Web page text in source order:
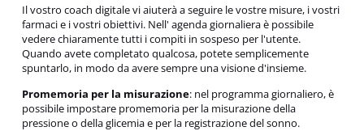
Il vostro coach digitale vi aiuterà a seguire le vostre misure, i vostri
farmaci e i vostri obiettivi. Nell' agenda giornaliera è possibile
vedere chiaramente tutti i compiti in sospeso per l'utente.
Quando avete completato qualcosa, potete semplicemente
spuntarlo, in modo da avere sempre una visione d'insieme.
Promemoria per la misurazione: nel programma giornaliero, è
possibile impostare promemoria per la misurazione della
pressione o della glicemia e per la registrazione del sonno.